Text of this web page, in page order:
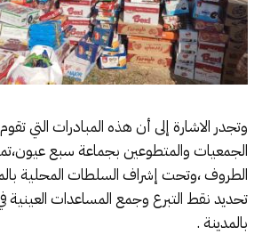
وتجدر الاشارة إلى أن هذه المبادرات التي
الجمعيات والمتطوعين بجماعة سبع
الطروف ،وتحت إشراف السلطات المحلية
تحديد نقط التبرع وجمع المساعدات العينية
بالمدينة .